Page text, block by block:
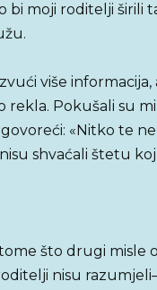
bi moji roditelji širili
više informacija,
rekla. Pokušali su
«Nitko te
shvaćali štetu
što drugi misle
nisu